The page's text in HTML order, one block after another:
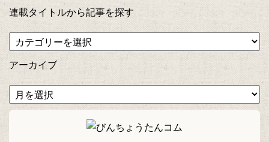
連載タイトルから記事を探す
アーカイブ